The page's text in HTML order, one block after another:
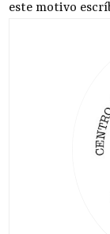
este motivo